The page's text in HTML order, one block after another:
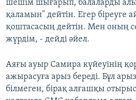
шешім шығарып, балаларды
қаламын" дейтін. Егер біреуге
қоштасасың дейтін. Мен оның
жүрдім, - дейді әйел.
Аяғы ауыр Самира күйеуінің
ажырасуға арыз береді. Бұл
білмеген, бірақ алғашқы